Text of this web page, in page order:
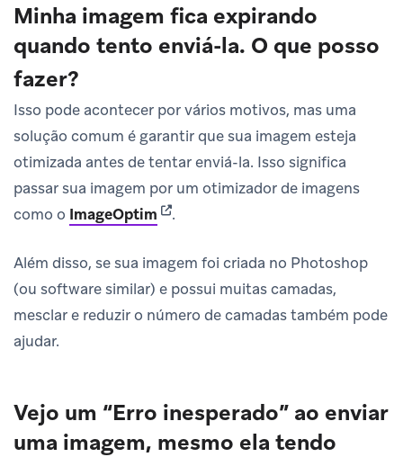
Minha imagem fica expirando
quando tento enviá-la. O que posso
fazer?
Isso pode acontecer por vários motivos, mas uma
solução comum é garantir que sua imagem esteja
otimizada antes de tentar enviá-la. Isso significa
passar sua imagem por um otimizador de imagens
como o ImageOptim (opens in new tab)
.
Além disso, se sua imagem foi criada no Photoshop
(ou software similar) e possui muitas camadas,
mesclar e reduzir o número de camadas também pode
ajudar.
Vejo um “Erro inesperado” ao enviar
uma imagem, mesmo ela tendo